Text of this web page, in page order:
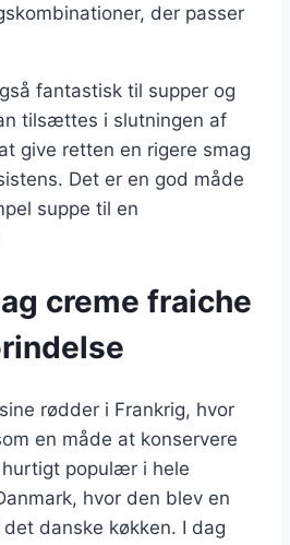
der passer
fantastisk til supper og
tilsættes i slutningen af
give retten en rigere smag
Det er en god måde
suppe til en
creme fraiche
rødder i Frankrig, hvor
en måde at konservere
populær i hele
hvor den blev en
danske køkken. I dag